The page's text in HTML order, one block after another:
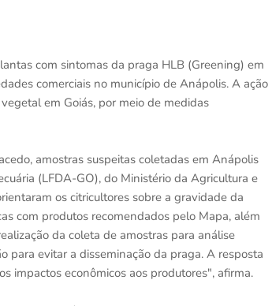
com sintomas da praga HLB (Greening) em
comerciais no município de Anápolis. A ação
em Goiás, por meio de medidas
amostras suspeitas coletadas em Anápolis
(LFDA-GO), do Ministério da Agricultura e
os citricultores sobre a gravidade da
com produtos recomendados pelo Mapa, além
da coleta de amostras para análise
para evitar a disseminação da praga. A resposta
impactos econômicos aos produtores", afirma.